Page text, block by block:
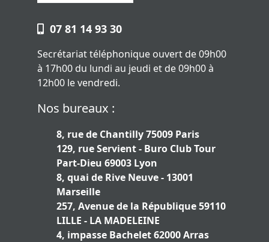
07 81 14 93 30
Secrétariat téléphonique ouvert de 09h00
à 17h00 du lundi au jeudi et de 09h00 à
12h00 le vendredi.
Nos bureaux :
8, rue de Chantilly 75009 Paris
129, rue Servient - Buro Club Tour
Part-Dieu 69003 Lyon
8, quai de Rive Neuve - 13001
Marseille
257, Avenue de la République 59110
LILLE - LA MADELEINE
4, impasse Bachelet 62000 Arras